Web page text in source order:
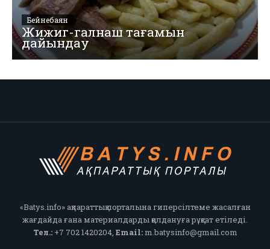
Бейнебаян
Жижиг-галнаш тағамын
дайындау
«Batys.info» ақпараттық порталына гиперсілтеме жасалған
жағдайда ғана материалдарды қолдануға рұқсат етіледі.
Тел.:+7 702 1420204, Email:m.batysinfo@gmail.com